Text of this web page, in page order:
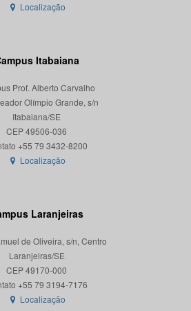
Localização
Itabaiana
Prof. Alberto Carvalho
Olímpio Grande, s/n
Itabaiana/SE
CEP 49506-036
Localização
Laranjeiras
de Oliveira, s/n, Centro
Laranjeiras/SE
CEP 49170-000
Localização